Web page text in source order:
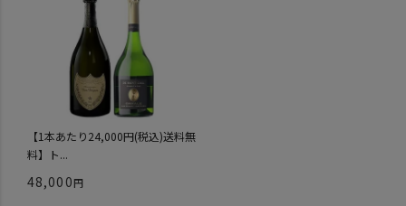
【1本あたり24,000円(税込)送料無
料】ト...
48,000